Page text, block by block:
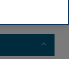
Toggle